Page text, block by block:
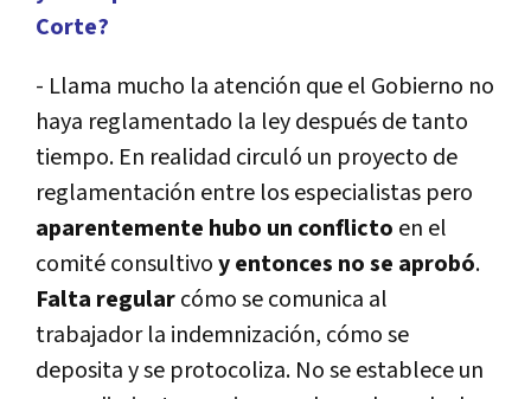
Corte?
- Llama mucho la atención que el Gobierno no
haya reglamentado la ley después de tanto
tiempo. En realidad circuló un proyecto de
reglamentación entre los especialistas pero
aparentemente hubo un conflicto en el
comité consultivoy entonces no se aprobó.
Falta regularcómo se comunica al
trabajador la indemnización, cómo se
deposita y se protocoliza. No se establece un